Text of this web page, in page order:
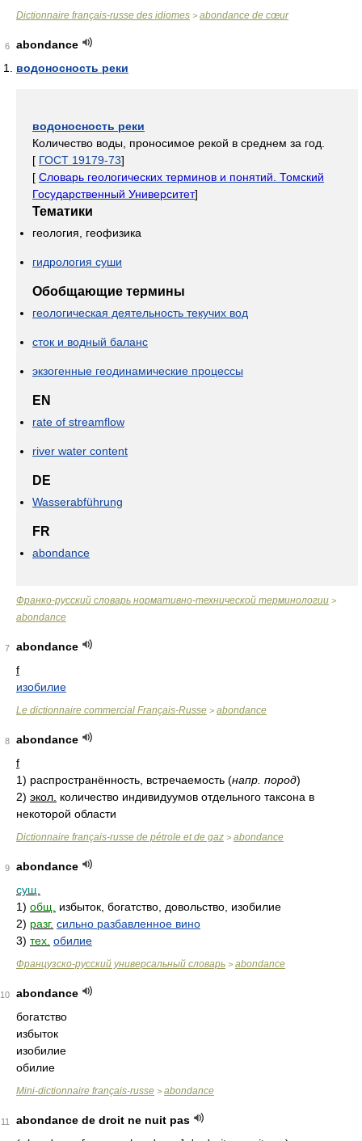
Dictionnaire français-russe des idiomes > abondance de cœur
6
abondance
водоносность реки
водоносность реки
Количество воды, проносимое рекой в среднем за год.
[ ГОСТ 19179-73]
[ Словарь геологических терминов и понятий. Томский
Государственный Университет]
Тематики
геология, геофизика
гидрология суши
Обобщающие термины
геологическая деятельность текучих вод
сток и водный баланс
экзогенные геодинамические процессы
EN
rate of streamflow
river water content
DE
Wasserabführung
FR
abondance
Франко-русский словарь нормативно-технической терминологии >
abondance
7
abondance
f
изобилие
Le dictionnaire commercial Français-Russe > abondance
8
abondance
f
1) распространённость, встречаемость (напр. пород)
2) экол. количество индивидуумов отдельного таксона в
некоторой области
Dictionnaire français-russe de pétrole et de gaz > abondance
9
abondance
сущ.
1) общ.
избыток, богатство, довольство, изобилие
2) разг. сильно разбавленное вино
3) тех. обилие
Французско-русский универсальный словарь > abondance
10
abondance
богатство
избыток
изобилие
обилие
Mini-dictionnaire français-russe > abondance
11
abondance de droit ne nuit pas